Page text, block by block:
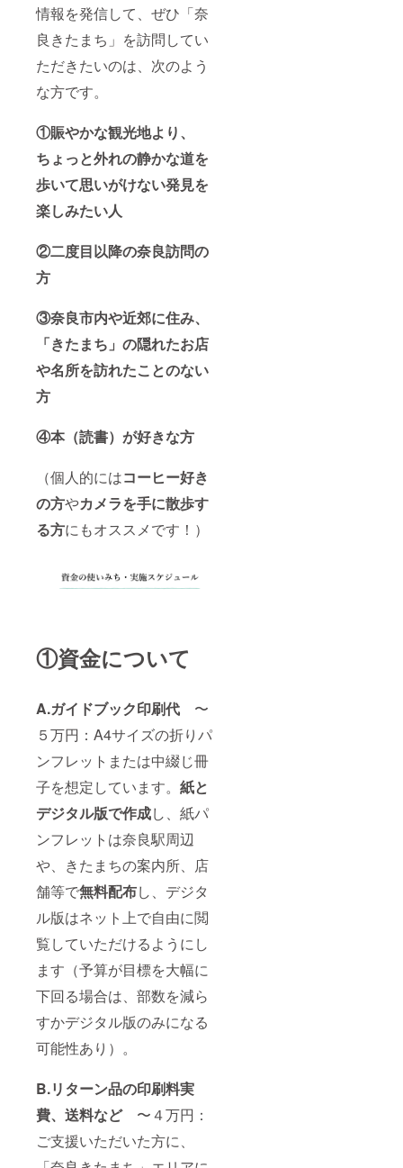
情報を発信して、ぜひ「奈
良きたまち」を訪問してい
ただきたいのは、次のよう
な方です。
①賑やかな観光地より、
ちょっと外れの静かな道を
歩いて思いがけない発見を
楽しみたい人
②二度目以降の奈良訪問の
方
③奈良市内や近郊に住み、
「きたまち」の隠れたお店
や名所を訪れたことのない
方
④本（読書）が好きな方
（個人的にはコーヒー好き
の方やカメラを手に散歩す
る方にもオススメです！）
①資金について
A.ガイドブック印刷代 〜
５万円：A4サイズの折りパ
ンフレットまたは中綴じ冊
子を想定しています。 紙と
デジタル版で作成し、紙パ
ンフレットは奈良駅周辺
や、きたまちの案内所、店
舗等で無料配布し、デジタ
ル版はネット上で自由に閲
覧していただけるようにし
ます（予算が目標を大幅に
下回る場合は、部数を減ら
すかデジタル版のみになる
可能性あり）。
B.リターン品の印刷料実
費、送料など 〜４万円：
ご支援いただいた方に、